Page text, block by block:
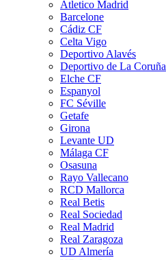
Atletico Madrid
Barcelone
Cádiz CF
Celta Vigo
Deportivo Alavés
Deportivo de La Coruña
Elche CF
Espanyol
FC Séville
Getafe
Girona
Levante UD
Málaga CF
Osasuna
Rayo Vallecano
RCD Mallorca
Real Betis
Real Sociedad
Real Madrid
Real Zaragoza
UD Almería